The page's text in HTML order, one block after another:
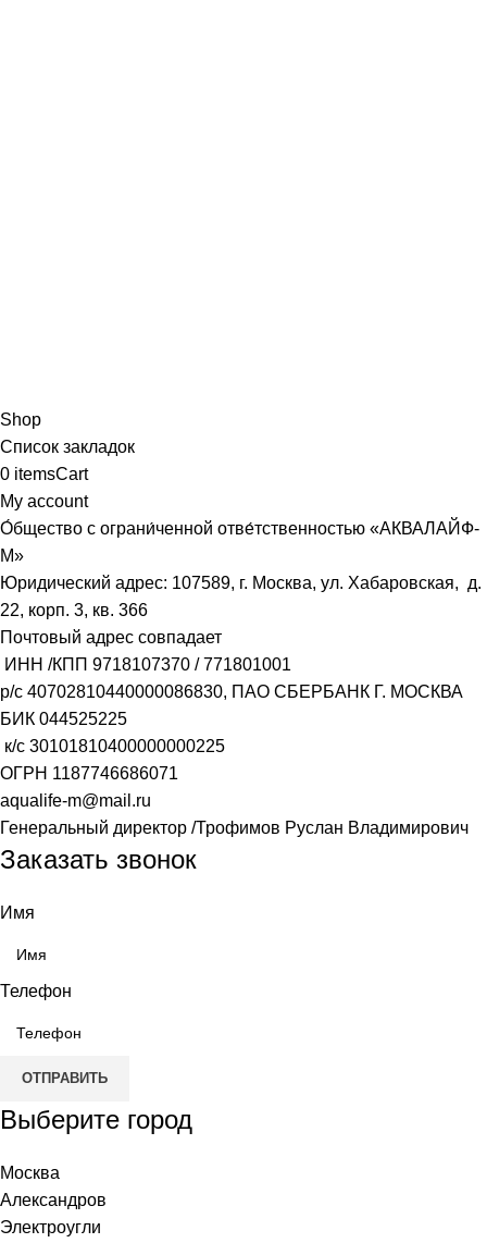
Shop
Список закладок
0 itemsCart
My account
О́бщество с ограни́ченной отве́тственностью «АКВАЛАЙФ-
М»
Юридический адрес: 107589, г. Москва, ул. Хабаровская, д.
22, корп. 3, кв. 366
Почтовый адрес совпадает
ИНН /КПП 9718107370 /771801001
р/с 40702810440000086830, ПАО СБЕРБАНК Г. МОСКВА
БИК 044525225
к/с 30101810400000000225
ОГРН 1187746686071
aqualife-m@mail.ru
Генеральный директор /Трофимов Руслан Владимирович
Заказать звонок
Имя
Телефон
ОТПРАВИТЬ
Выберите город
Москва
Александров
Электроугли